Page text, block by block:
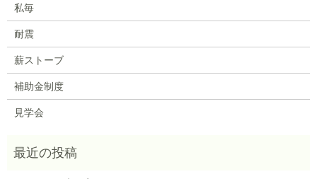
私毎
耐震
薪ストーブ
補助金制度
見学会